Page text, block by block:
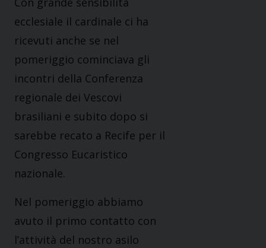
ecclesiale il cardinale ci ha
ricevuti anche se nel
pomeriggio cominciava gli
incontri della Conferenza
regionale dei Vescovi
brasiliani e subito dopo si
sarebbe recato a Recife per il
Congresso Eucaristico
nazionale.
Nel pomeriggio abbiamo
avuto il primo contatto con
l’attività del nostro asilo